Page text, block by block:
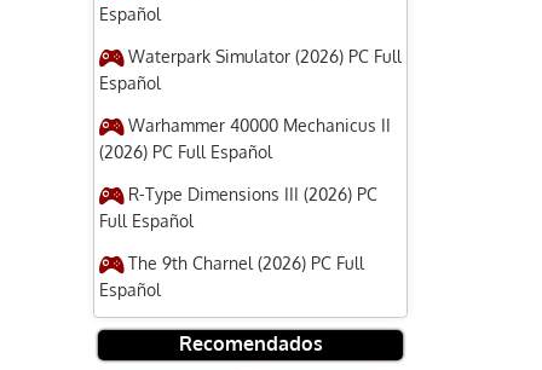
Español
Waterpark Simulator (2026) PC Full
Español
Warhammer 40000 Mechanicus II
(2026) PC Full Español
R-Type Dimensions III (2026) PC
Full Español
The 9th Charnel (2026) PC Full
Español
Recomendados